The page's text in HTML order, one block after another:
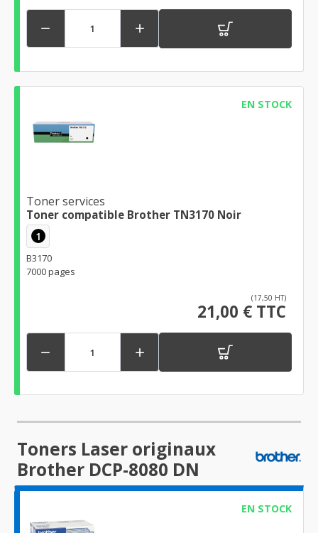
 
EN STOCK
Toner services
Toner compatible Brother TN3170 Noir
1
B3170
7000 pages
(17,50 HT)
21,00 € TTC
 
Toners Laser originaux
Brother DCP-8080 DN
EN STOCK